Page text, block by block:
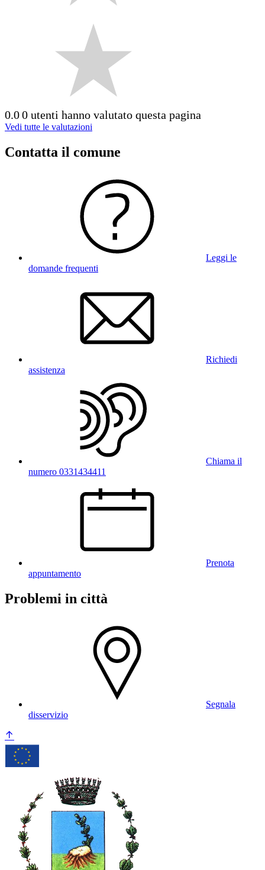
0.00 utenti hanno valutato questa pagina
Vedi tutte le valutazioni
Contatta il comune
Leggi le
domande frequenti
Richiedi
assistenza
Chiama il
numero 0331434411
Prenota
appuntamento
Problemi in città
Segnala
disservizio